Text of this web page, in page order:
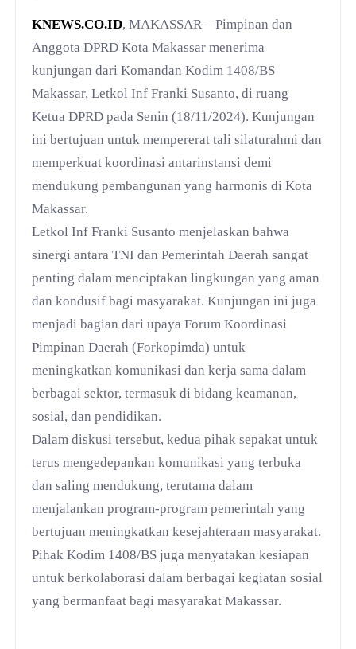
KNEWS.CO.ID, MAKASSAR – Pimpinan dan
Anggota DPRD Kota Makassar menerima
kunjungan dari Komandan Kodim 1408/BS
Makassar, Letkol Inf Franki Susanto, di ruang
Ketua DPRD pada Senin (18/11/2024). Kunjungan
ini bertujuan untuk mempererat tali silaturahmi dan
memperkuat koordinasi antarinstansi demi
mendukung pembangunan yang harmonis di Kota
Makassar.
Letkol Inf Franki Susanto menjelaskan bahwa
sinergi antara TNI dan Pemerintah Daerah sangat
penting dalam menciptakan lingkungan yang aman
dan kondusif bagi masyarakat. Kunjungan ini juga
menjadi bagian dari upaya Forum Koordinasi
Pimpinan Daerah (Forkopimda) untuk
meningkatkan komunikasi dan kerja sama dalam
berbagai sektor, termasuk di bidang keamanan,
sosial, dan pendidikan.
Dalam diskusi tersebut, kedua pihak sepakat untuk
terus mengedepankan komunikasi yang terbuka
dan saling mendukung, terutama dalam
menjalankan program-program pemerintah yang
bertujuan meningkatkan kesejahteraan masyarakat.
Pihak Kodim 1408/BS juga menyatakan kesiapan
untuk berkolaborasi dalam berbagai kegiatan sosial
yang bermanfaat bagi masyarakat Makassar.